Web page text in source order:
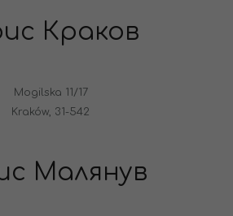
Краков
Mogilska 11/17
Kraków, 31-542
Малянув